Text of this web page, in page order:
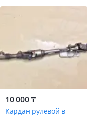
10 000 ₸
Кардан рулевой в